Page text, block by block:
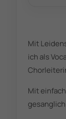
Mit
ich als
Mit